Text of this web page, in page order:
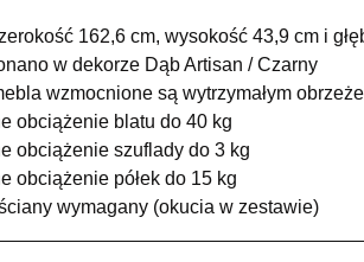
162,6 cm, wysokość 43,9 cm i
w dekorze Dąb Artisan / Czarny
wzmocnione są wytrzymałym
obciążenie blatu do 40 kg
obciążenie szuflady do 3 kg
obciążenie półek do 15 kg
wymagany (okucia w zestawie)